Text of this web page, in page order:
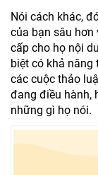
Nói cách khác,
của bạn sâu hơn
cấp cho họ nội
biệt có khả
các cuộc thảo
đang điều hành,
những gì họ nói.